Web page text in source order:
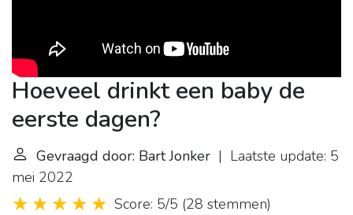
Hoeveel drinkt een baby de
eerste dagen?
Gevraagd door: Bart Jonker | Laatste update: 5
mei 2022
Score: 5/5 (28 stemmen)